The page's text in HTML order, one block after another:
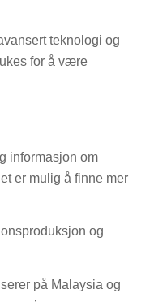
teknologi og
for å være
informasjon om
er mulig å finne mer
og
på Malaysia og